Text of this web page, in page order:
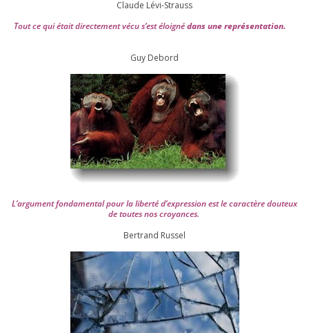
Claude Lévi-Strauss
Tout ce qui était direc­te­ment vécu s’est éloi­gnédans une repré­sen­ta­tion.
Guy Debord
L’argument fon­da­men­tal pour la liber­té d’expression est le carac­tère dou­teux
de toutes nos croyances.
Ber­trand Russel